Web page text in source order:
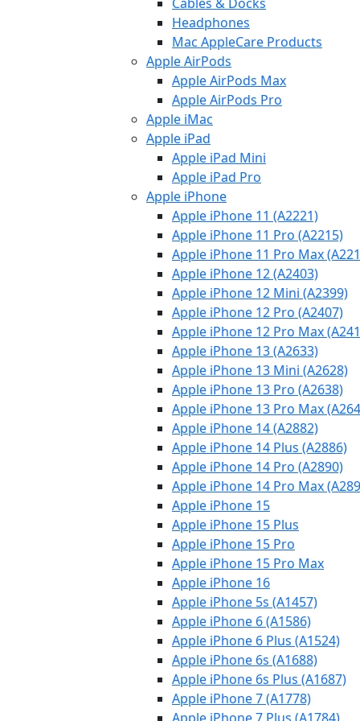
Headphones
Mac AppleCare Products
Apple AirPods
Apple AirPods Max
Apple AirPods Pro
Apple iMac
Apple iPad
Apple iPad Mini
Apple iPad Pro
Apple iPhone
Apple iPhone 11 (A2221)
Apple iPhone 11 Pro (A2215)
Apple iPhone 11 Pro Max
Apple iPhone 12 (A2403)
Apple iPhone 12 Mini (A2399)
Apple iPhone 12 Pro (A2407)
Apple iPhone 12 Pro Max
Apple iPhone 13 (A2633)
Apple iPhone 13 Mini (A2628)
Apple iPhone 13 Pro (A2638)
Apple iPhone 13 Pro Max
Apple iPhone 14 (A2882)
Apple iPhone 14 Plus (A2886)
Apple iPhone 14 Pro (A2890)
Apple iPhone 14 Pro Max
Apple iPhone 15
Apple iPhone 15 Plus
Apple iPhone 15 Pro
Apple iPhone 15 Pro Max
Apple iPhone 16
Apple iPhone 5s (A1457)
Apple iPhone 6 (A1586)
Apple iPhone 6 Plus (A1524)
Apple iPhone 6s (A1688)
Apple iPhone 6s Plus (A1687)
Apple iPhone 7 (A1778)